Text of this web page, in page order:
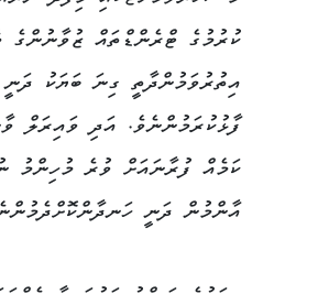
ކުރުމުގެ ޓްރެންޑްތައް ޒުވާނުންގެ
އިތުރުވަމުންދާތީ ގިނަ ބަޔަކު
ފާޅުކުރަމުންނެވެ. އަދި ވައިރަލް
ކަމެއް ފުރާނައަށް ވުރެ މުހިންމު
އާންމުން ދަނީ